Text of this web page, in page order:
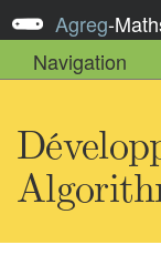
Agreg-
Navigation